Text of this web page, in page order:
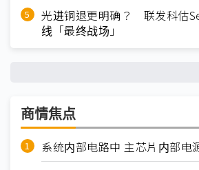
光进铜退更明确？ 联发科估
线「最终战场」
商情焦点
系统内部电路中 主芯片内部电